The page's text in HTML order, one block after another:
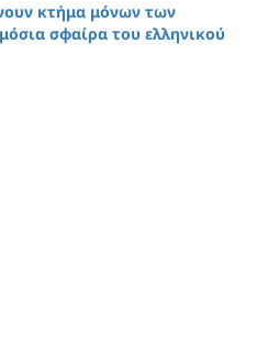
κτήμα μόνων των
σφαίρα του ελληνικού